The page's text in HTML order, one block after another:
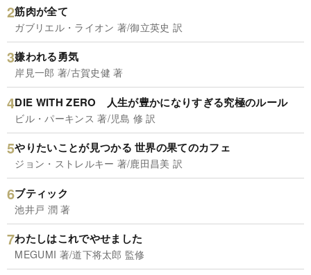
筋肉が全て
ガブリエル・ライオン 著/御立英史 訳
嫌われる勇気
岸見一郎 著/古賀史健 著
DIE WITH ZERO 人生が豊かになりすぎる究極のルール
ビル・パーキンス 著/児島 修 訳
やりたいことが見つかる 世界の果てのカフェ
ジョン・ストレルキー 著/鹿田昌美 訳
ブティック
池井戸 潤 著
わたしはこれでやせました
MEGUMI 著/道下将太郎 監修